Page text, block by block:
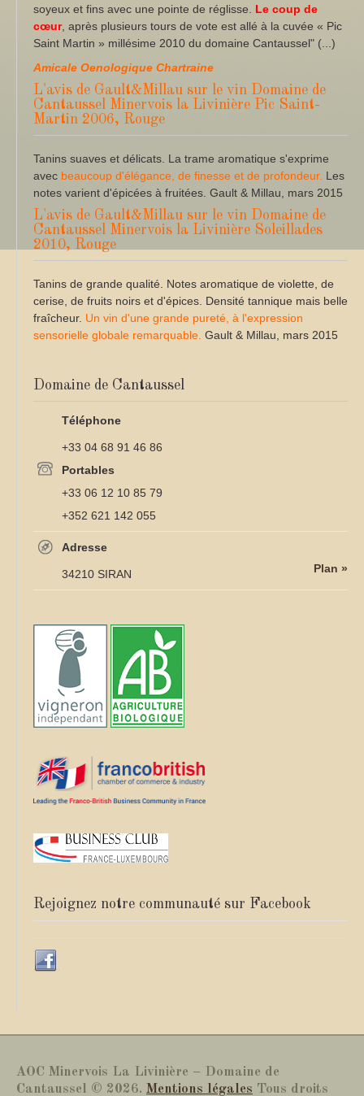
soyeux et fins avec une pointe de réglisse. Le coup de
cœur, après plusieurs tours de vote est allé à la cuvée « Pic
Saint Martin » millésime 2010 du domaine Cantaussel" (...)
Amicale Oenologique Chartraine
L'avis de Gault&Millau sur le vin Domaine de
Cantaussel Minervois la Livinière Pic Saint-
Martin 2006, Rouge
Tanins suaves et délicats. La trame aromatique s'exprime
avec beaucoup d'élégance, de finesse et de profondeur. Les
notes varient d'épicées à fruitées. Gault & Millau, mars 2015
L'avis de Gault&Millau sur le vin Domaine de
Cantaussel Minervois la Livinière Soleillades
2010, Rouge
Tanins de grande qualité. Notes aromatique de violette, de
cerise, de fruits noirs et d'épices. Densité tannique mais belle
fraîcheur. Un vin d'une grande pureté, à l'expression
sensorielle globale remarquable. Gault & Millau, mars 2015
Domaine de Cantaussel
Téléphone
+33 04 68 91 46 86
Portables
+33 06 12 10 85 79
+352 621 142 055
Adresse
34210 SIRAN Plan »
Rejoignez notre communauté sur Facebook
AOC Minervois La Livinière – Domaine de
Cantaussel © 2026. Mentions légales Tous droits